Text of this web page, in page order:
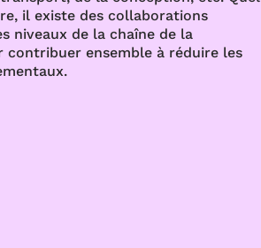
il existe des collaborations
niveaux de la chaîne de la
contribuer ensemble à réduire les